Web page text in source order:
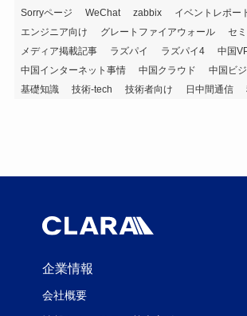
Sorryページ
WeChat zabbix イベントレポー
エンジニア向け
グレートファイアウォール
セ
メディア掲載記事
ラズパイ ラズパイ4 中国
中国インターネット事情
中国クラウド
中国ビ
基礎知識
技術-tech 技術者向け 日中間通信
企業情報
会社概要